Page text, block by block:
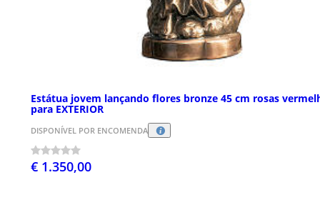
Estátua jovem lançando flores bronze 45 cm rosas
para EXTERIOR
DISPONÍVEL POR ENCOMENDA
€ 1.350,00